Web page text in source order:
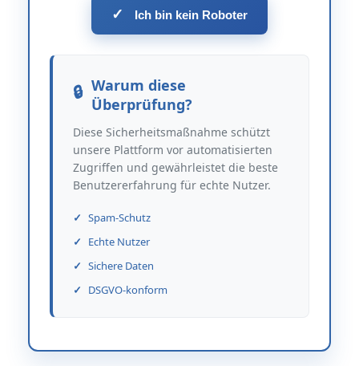
✓ Ich bin kein Roboter
Warum diese
Überprüfung?
Diese Sicherheitsmaßnahme schützt
unsere Plattform vor automatisierten
Zugriffen und gewährleistet die beste
Benutzererfahrung für echte Nutzer.
Spam-Schutz
Echte Nutzer
Sichere Daten
DSGVO-konform